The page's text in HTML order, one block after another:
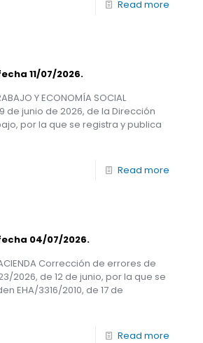
Read more
11/07/2026.
Y ECONOMÍA SOCIAL
de junio de 2026, de la Dirección
por la que se registra y publica
Read more
fecha 04/07/2026.
Corrección de errores de
2026, de 12 de junio, por la que se
EHA/3316/2010, de 17 de
Read more